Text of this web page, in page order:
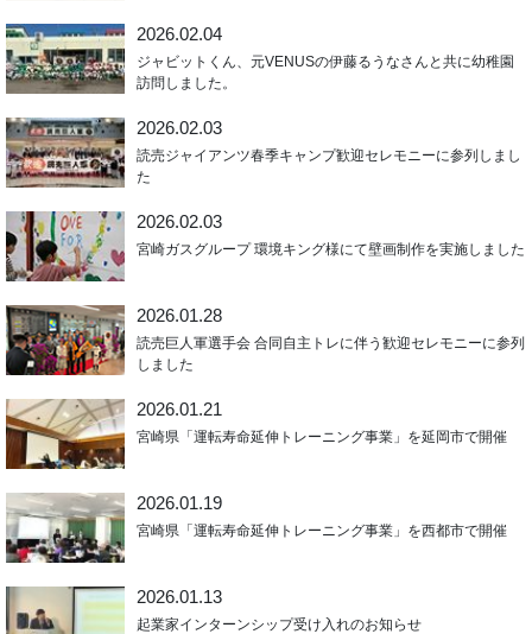
2026.02.04
ジャビットくん、元VENUSの伊藤るうなさんと共に幼稚園
訪問しました。
2026.02.03
読売ジャイアンツ春季キャンプ歓迎セレモニーに参列しまし
た
2026.02.03
宮崎ガスグループ 環境キング様にて壁画制作を実施しました
2026.01.28
読売巨人軍選手会 合同自主トレに伴う歓迎セレモニーに参列
しました
2026.01.21
宮崎県「運転寿命延伸トレーニング事業」を延岡市で開催
2026.01.19
宮崎県「運転寿命延伸トレーニング事業」を西都市で開催
2026.01.13
起業家インターンシップ受け入れのお知らせ